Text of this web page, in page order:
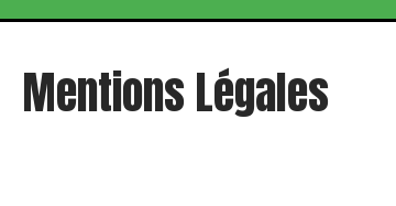
Mentions Légales